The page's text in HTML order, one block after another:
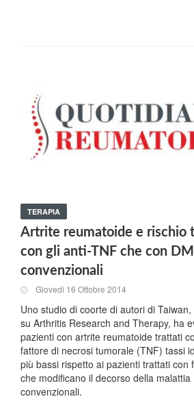
TERAPIA
Artrite reumatoide e rischio
con gli anti-TNF che con
convenzionali
Giovedi 16 Ottobre 2014
Uno studio di coorte di autori di
su Arthritis Research and Therapy, ha
pazienti con artrite reumatoide trattati
fattore di necrosi tumorale (TNF) tassi
più bassi rispetto ai pazienti trattati con
che modificano il decorso della malattia
convenzionali.